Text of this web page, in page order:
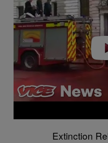
y
v
i
d
e
Extinction